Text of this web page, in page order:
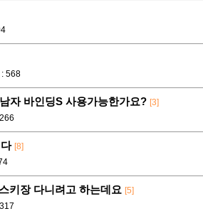
: 568
자 바인딩S 사용가능한가요? [3]
[8]
키장 다니려고 하는데요 [5]